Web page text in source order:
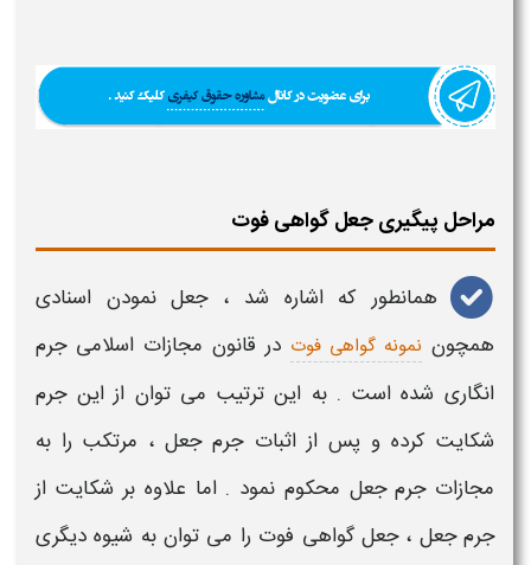
مراحل پیگیری جعل گواهی فوت
همانطور که اشاره شد ،جعل نمودن اسنادی
همچون نمونه گواهی فوت در قانون مجازات اسلامیجرم
انگاری شده است . به این ترتیب می توان از اینجرم
شکایت کرده و پس از اثباتجرم جعل، مرتکب را به
مجازات جرم جعل محکوم نمود . اما علاوه بر شکایت از
جرم جعل ،جعل گواهی فوت را می توان به شیوه دیگری